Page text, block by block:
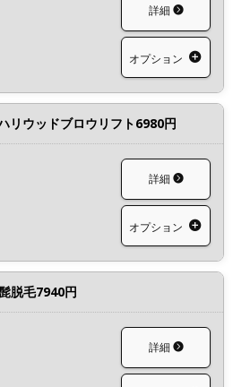
詳細
オプション
リウッドブロウリフト6980円
詳細
オプション
脱毛7940円
詳細